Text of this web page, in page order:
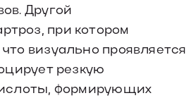
Другой
при котором
визуально проявляется
резкую
формирующих